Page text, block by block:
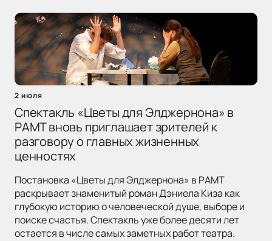
2 июля
Спектакль «Цветы для Элджернона» в
РАМТ вновь приглашает зрителей к
разговору о главных жизненных
ценностях
Постановка «Цветы для Элджернона» в РАМТ
раскрывает знаменитый роман Дэниела Киза как
глубокую историю о человеческой душе, выборе и
поиске счастья. Спектакль уже более десяти лет
остается в числе самых заметных работ театра.